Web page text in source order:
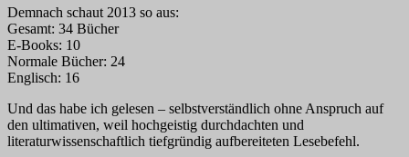
Demnach schaut 2013 so aus:
Gesamt: 34 Bücher
E-Books: 10
Normale Bücher: 24
Englisch: 16
Und das habe ich gelesen – selbstverständlich ohne Anspruch auf
den ultimativen, weil hochgeistig durchdachten und
literaturwissenschaftlich tiefgründig aufbereiteten Lesebefehl.